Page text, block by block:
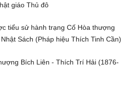
giáo Thủ đô
tiểu sử hành trạng Cố Hòa thượng
Sách (Pháp hiệu Thích Tinh Cần)
Bích Liên - Thích Trí Hải (1876-